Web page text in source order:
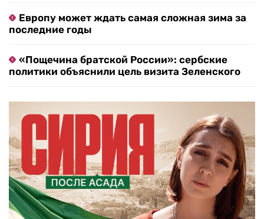
Европу может ждать самая сложная зима за
последние годы
«Пощечина братской России»: сербские
политики объяснили цель визита Зеленского